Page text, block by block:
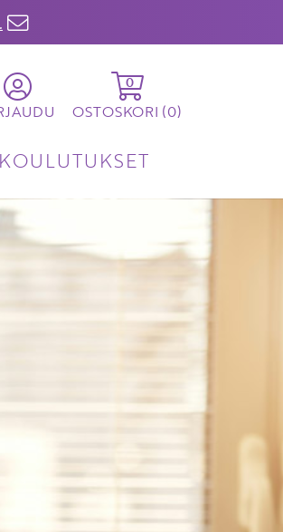
0
OSTOSKORI (0)
KOULUTUKSET